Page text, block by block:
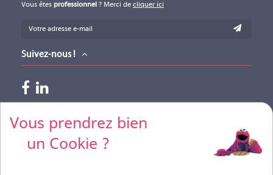
Vous prendrez bien
un Cookie ?
Vous êtes professionnel ? Merci de cliquer ici
Suivez-nous !
Paiements acceptés
Pour vos règlements par CB, merci de nous contacter